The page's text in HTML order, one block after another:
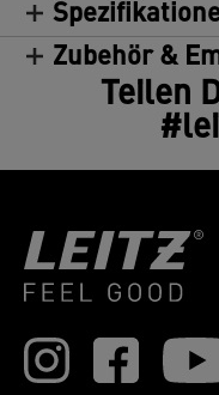
Zubehör &
Teilen